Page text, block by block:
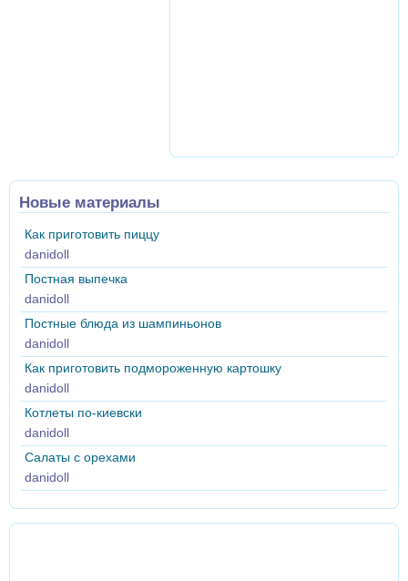
Новые материалы
Как приготовить пиццу
danidoll
Постная выпечка
danidoll
Постные блюда из шампиньонов
danidoll
Как приготовить подмороженную картошку
danidoll
Котлеты по-киевски
danidoll
Салаты с орехами
danidoll